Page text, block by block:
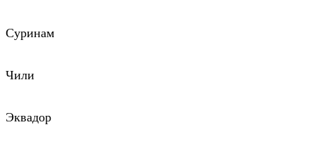
Суринам
Чили
Эквадор